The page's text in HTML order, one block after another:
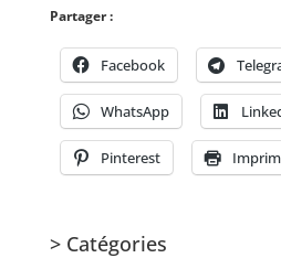
Partager :
Facebook
WhatsApp
Pinterest
> Catégories